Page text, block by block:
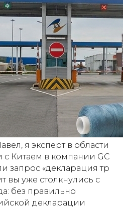
я эксперт в области
с Китаем в компании GC
запрос «декларация тр
вы уже столкнулись с
без правильно
декларации